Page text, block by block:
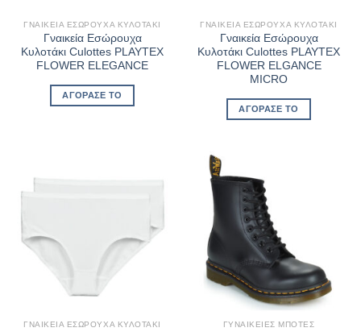
ΓΝΑΙΚΕΊΑ ΕΣΏΡΟΥΧΑ ΚΥΛΟΤΆΚΙ
Γναικεία Εσώρουχα
Κυλοτάκι Culottes PLAYTEX
FLOWER ELEGANCE
ΑΓΌΡΑΣΈ ΤΟ
ΓΝΑΙΚΕΊΑ ΕΣΏΡΟΥΧΑ ΚΥΛΟΤΆΚΙ
Γναικεία Εσώρουχα
Κυλοτάκι Culottes PLAYTEX
FLOWER ELGANCE
MICRO
ΑΓΌΡΑΣΈ ΤΟ
ΓΝΑΙΚΕΊΑ ΕΣΏΡΟΥΧΑ ΚΥΛΟΤΆΚΙ ΓΥΝΑΙΚΕΊΕΣ ΜΠΌΤΕΣ